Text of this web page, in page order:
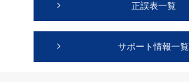
正誤表一覧
サポート情報一覧